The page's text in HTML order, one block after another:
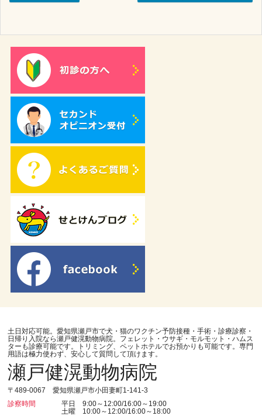
土日対応可能。愛知県瀬戸市で犬・猫のワクチン予防接種・手術・診療診察・
日帰り入院なら瀬戸健滉動物病院。フェレット・ウサギ・モルモット・ハムス
ターも診療可能です。トリミング、ペットホテルでお預かりも可能です。専門
用語は極力使わず、安心して質問して頂けます。
瀬戸健滉動物病院
〒489-0067 愛知県瀬戸市小田妻町1-141-3
診察時間
平日 9:00～12:00/16:00～19:00
土曜 10:00～12:00/16:00～18:00